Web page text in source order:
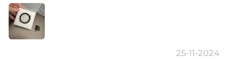
25-11-2024